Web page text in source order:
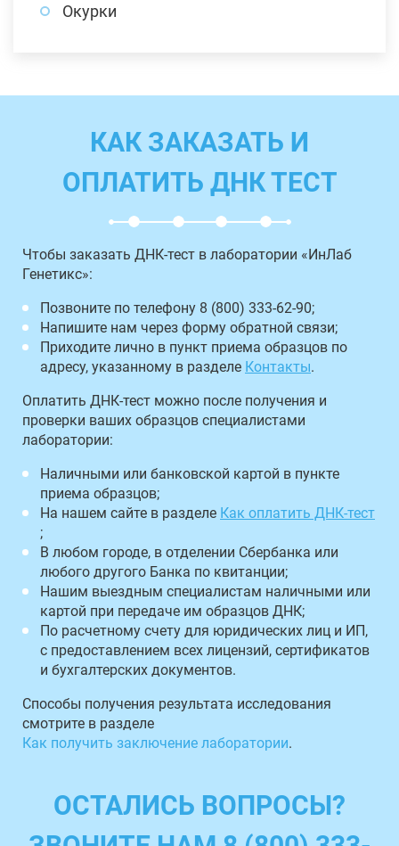
Окурки
КАК ЗАКАЗАТЬ И
ОПЛАТИТЬ ДНК ТЕСТ
Чтобы заказать ДНК-тест в лаборатории «ИнЛаб
Генетикс»:
Позвоните по телефону 8 (800) 333-62-90;
Напишите нам через форму обратной связи;
Приходите лично в пункт приема образцов по
адресу, указанному в разделе Контакты.
Оплатить ДНК-тест можно после получения и
проверки ваших образцов специалистами
лаборатории:
Наличными или банковской картой в пункте
приема образцов;
На нашем сайте в разделе Как оплатить ДНК-тест
;
В любом городе, в отделении Сбербанка или
любого другого Банка по квитанции;
Нашим выездным специалистам наличными или
картой при передаче им образцов ДНК;
По расчетному счету для юридических лиц и ИП,
с предоставлением всех лицензий, сертификатов
и бухгалтерских документов.
Способы получения результата исследования
смотрите в разделе
Как получить заключение лаборатории.
ОСТАЛИСЬ ВОПРОСЫ?